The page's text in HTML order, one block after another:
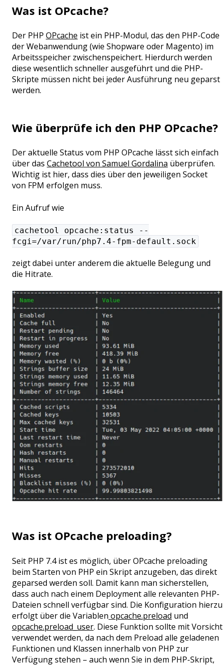
Was ist OPcache?
Der PHP OPcache ist ein PHP-Modul, das den PHP-Code
der Webanwendung (wie Shopware oder Magento) im
Arbeitsspeicher zwischenspeichert. Hierdurch werden
diese wesentlich schneller ausgeführt und die PHP-
Skripte müssen nicht bei jeder Ausführung neu geparst
werden.
Wie überprüfe ich den PHP OPcache?
Der aktuelle Status vom PHP OPcache lässt sich einfach
über das Cachetool von Samuel Gordalina überprüfen.
Wichtig ist hier, dass dies über den jeweiligen Socket
von FPM erfolgen muss.
Ein Aufruf wie
cachetool opcache:status --
fcgi=/var/run/php7.4-fpm-default.sock
zeigt dabei unter anderem die aktuelle Belegung und
die Hitrate.
Was ist OPcache preloading?
Seit PHP 7.4 ist es möglich, über OPcache preloading
beim Starten von PHP ein Skript anzugeben, das direkt
geparsed werden soll. Damit kann man sicherstellen,
dass auch nach einem Deployment alle relevanten PHP-
Dateien schnell verfügbar sind. Die Konfiguration hierzu
erfolgt über die Variablen opcache.preload und
opcache.preload_user. Diese Funktion sollte mit Vorsicht
verwendet werden, da nach dem Preload alle geladenen
Funktionen und Klassen innerhalb von PHP zur
Verfügung stehen – auch wenn Sie in dem PHP-Skript,